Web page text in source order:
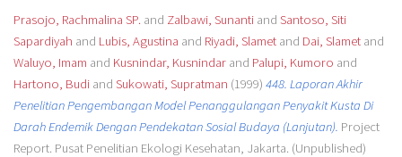
Prasojo, Rachmalina SP.and Zalbawi, Sunantiand Santoso, Siti
Sapardiyah and Lubis, Agustina and Riyadi, Slametand Dai, Slametand
Waluyo, Imam and Kusnindar, Kusnindarand Palupi, Kumoro and
Hartono, Budiand Sukowati, Supratman (1999) 448. Laporan Akhir
Penelitian Pengembangan Model Penanggulangan Penyakit Kusta Di
Darah Endemik Dengan Pendekatan Sosial Budaya (Lanjutan). Project
Report. Pusat Penelitian Ekologi Kesehatan, Jakarta. (Unpublished)